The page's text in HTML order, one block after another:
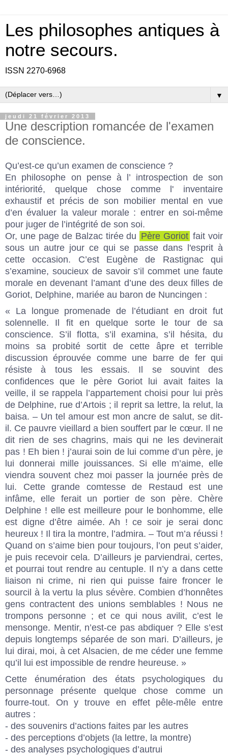
Les philosophes antiques à
notre secours.
ISSN 2270-6968
▼
jeudi 21 février 2013
Une description romancée de l'examen
de conscience.
Qu’est-ce qu’un examen de conscience ?
En philosophe on pense à l’ introspection de son
intériorité, quelque chose comme l' inventaire
exhaustif et précis de son mobilier mental en vue
d’en évaluer la valeur morale : entrer en soi-même
pour juger de l’intégrité de son soi.
Or, une page de Balzac tirée du Père Goriot fait voir
sous un autre jour ce qui se passe dans l'esprit à
cette occasion. C’est Eugène de Rastignac qui
s’examine, soucieux de savoir s’il commet une faute
morale en devenant l’amant d’une des deux filles de
Goriot, Delphine, mariée au baron de Nuncingen :
« La longue promenade de l’étudiant en droit fut
solennelle. Il fit en quelque sorte le tour de sa
conscience. S’il flotta, s’il examina, s’il hésita, du
moins sa probité sortit de cette âpre et terrible
discussion éprouvée comme une barre de fer qui
résiste à tous les essais. Il se souvint des
confidences que le père Goriot lui avait faites la
veille, il se rappela l’appartement choisi pour lui près
de Delphine, rue d’Artois ; il reprit sa lettre, la relut, la
baisa. – Un tel amour est mon ancre de salut, se dit-
il. Ce pauvre vieillard a bien souffert par le cœur. Il ne
dit rien de ses chagrins, mais qui ne les devinerait
pas ! Eh bien ! j’aurai soin de lui comme d’un père, je
lui donnerai mille jouissances. Si elle m’aime, elle
viendra souvent chez moi passer la journée près de
lui. Cette grande comtesse de Restaud est une
infâme, elle ferait un portier de son père. Chère
Delphine ! elle est meilleure pour le bonhomme, elle
est digne d’être aimée. Ah ! ce soir je serai donc
heureux ! Il tira la montre, l’admira. – Tout m’a réussi !
Quand on s’aime bien pour toujours, l’on peut s’aider,
je puis recevoir cela. D’ailleurs je parviendrai, certes,
et pourrai tout rendre au centuple. Il n’y a dans cette
liaison ni crime, ni rien qui puisse faire froncer le
sourcil à la vertu la plus sévère. Combien d’honnêtes
gens contractent des unions semblables ! Nous ne
trompons personne ; et ce qui nous avilit, c’est le
mensonge. Mentir, n’est-ce pas abdiquer ? Elle s’est
depuis longtemps séparée de son mari. D’ailleurs, je
lui dirai, moi, à cet Alsacien, de me céder une femme
qu’il lui est impossible de rendre heureuse. »
Cette énumération des états psychologiques du
personnage présente quelque chose comme un
fourre-tout. On y trouve en effet pêle-mêle entre
autres :
- des souvenirs d’actions faites par les autres
- des perceptions d’objets (la lettre, la montre)
- des analyses psychologiques d’autrui